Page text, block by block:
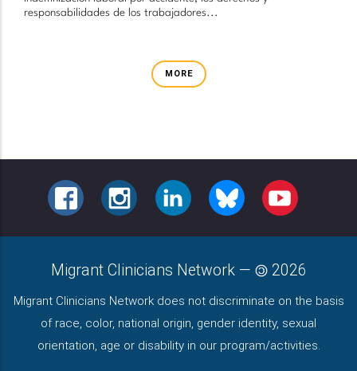
responsabilidades de los trabajadores...
MORE
FACEBOOKINSTAGRAMLINKEDIN BLUESKY YOUTUBE
Migrant Clinicians Network — 2026
Migrant Clinicians Network does not discriminate on the basis
of race, color, national origin, gender identity, sexual
orientation, age or disability in our program/activities.